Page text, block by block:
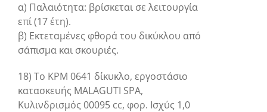
α) Παλαιότητα: βρίσκεται σε λειτουργία
επί (17 έτη).
β) Εκτεταμένες φθορά του δικύκλου από
σάπισμα και σκουριές.
18) Το ΚΡΜ 0641 δίκυκλο, εργοστάσιο
κατασκευής MALAGUTI SPA,
Κυλινδρισμός 00095 cc, φορ. Ισχύς 1,0